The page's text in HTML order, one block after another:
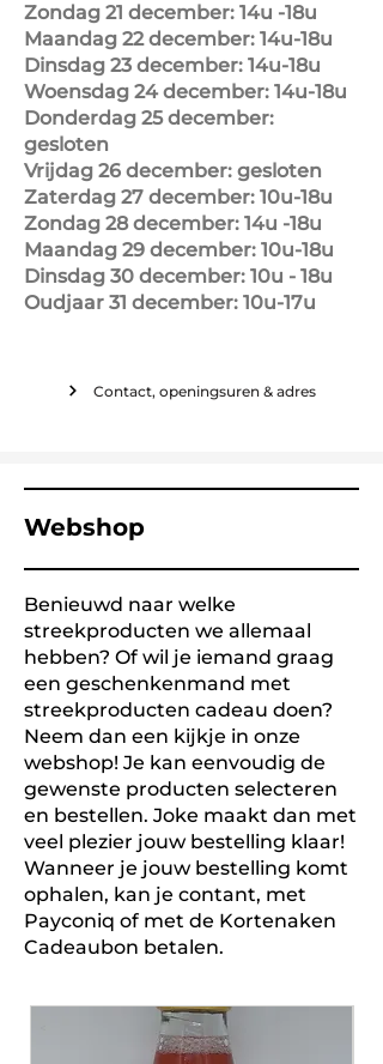
Zondag 21 december: 14u -18u
Maandag 22 december: 14u-18u
Dinsdag 23 december: 14u-18u
Woensdag 24 december: 14u-18u
Donderdag 25 december:
gesloten
Vrijdag 26 december: gesloten
Zaterdag 27 december: 10u-18u
Zondag 28 december: 14u -18u
Maandag 29 december: 10u-18u
Dinsdag 30 december: 10u - 18u
Oudjaar 31 december: 10u-17u
Contact, openingsuren & adres
Webshop
Benieuwd naar welke
streekproducten we allemaal
hebben? Of wil je iemand graag
een geschenkenmand met
streekproducten cadeau doen?
Neem dan een kijkje in onze
webshop! Je kan eenvoudig de
gewenste producten selecteren
en bestellen. Joke maakt dan met
veel plezier jouw bestelling klaar!
Wanneer je jouw bestelling komt
ophalen, kan je contant, met
Payconiq of met de Kortenaken
Cadeaubon betalen.